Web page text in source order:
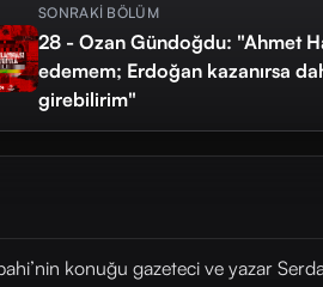
SONRAKİ BÖLÜM
28 - Ozan Gündoğdu: "Ahmet
edemem; Erdoğan kazanırsa
girebilirim"
konuğu gazeteci ve yazar